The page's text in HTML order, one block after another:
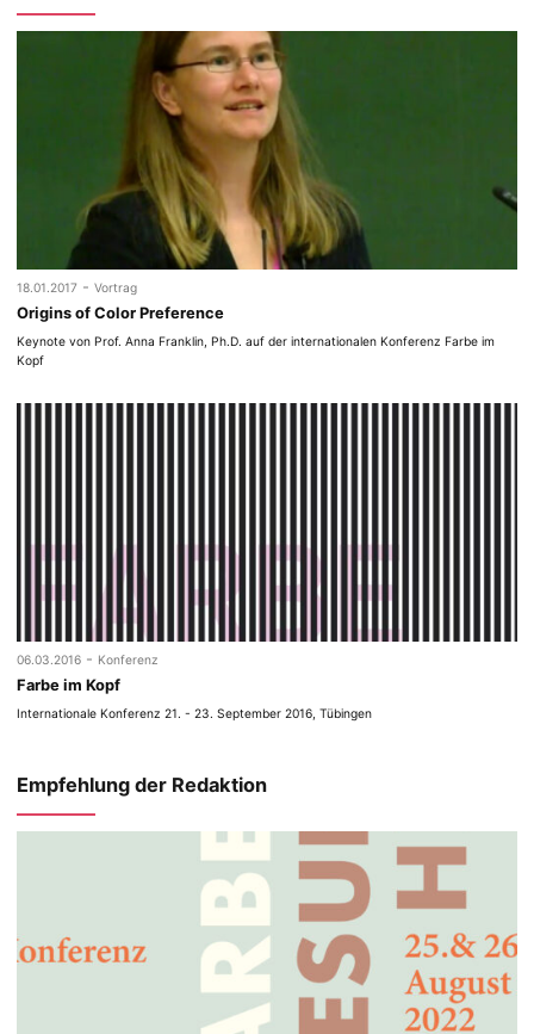
18.01.2017 - Vortrag
Origins of Color Preference
Keynote von Prof. Anna Franklin, Ph.D. auf der internationalen Konferenz Farbe im
Kopf
06.03.2016 - Konferenz
Farbe im Kopf
Internationale Konferenz 21. - 23. September 2016, Tübingen
Empfehlung der Redaktion